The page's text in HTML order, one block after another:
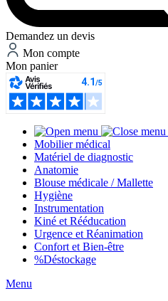
Demandez un devis
Mon compte
Mon panier
Mobilier médical
Matériel de diagnostic
Anatomie
Blouse médicale / Mallette
Hygiène
Instrumentation
Kiné et Rééducation
Urgence et Réanimation
Confort et Bien-être
%Déstockage
Menu